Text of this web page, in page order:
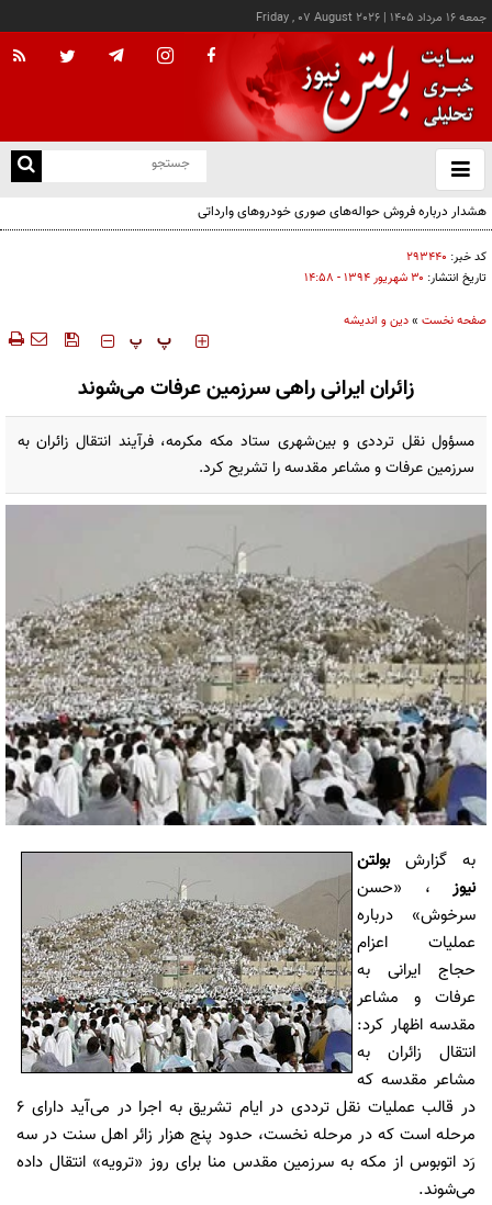
جمعه ۱۶ مرداد ۱۴۰۵ |
Friday , 07 August 2026
باز
و
هشدار درباره فروش حواله‌های صوری خودروهای وارداتی
کد خبر: ۲۹۳۴۴۰
تاریخ انتشار: ۳۰ شهريور ۱۳۹۴ - ۱۴:۵۸
صفحه نخست »دین و اندیشه
‍‍‍ پ پ
زائران ایرانی راهی سرزمین عرفات می‌شوند
مسؤول نقل ترددی و بین‌شهری ستاد مکه مکرمه، فرآیند انتقال زائران به
سرزمین عرفات و مشاعر مقدسه را تشریح کرد.
به گزارشبولتن
نیوز ، «حسن
سرخوش» درباره
عملیات اعزام
حجاج ایرانی به
عرفات و مشاعر
مقدسه اظهار کرد:
انتقال زائران به
مشاعر مقدسه که
در قالب عملیات نقل ترددی در ایام تشریق به اجرا در می‌آید دارای 6
مرحله است که در مرحله نخست، حدود پنج هزار زائر اهل سنت در سه
رَد اتوبوس از مکه به سرزمین مقدس منا برای روز «ترویه» انتقال داده
می‌شوند.